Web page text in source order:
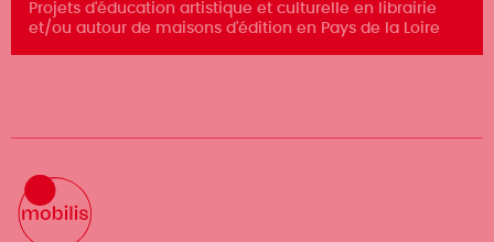
Projets d'éducation artistique et culturelle en librairie
et/ou autour de maisons d'édition en Pays de la Loire